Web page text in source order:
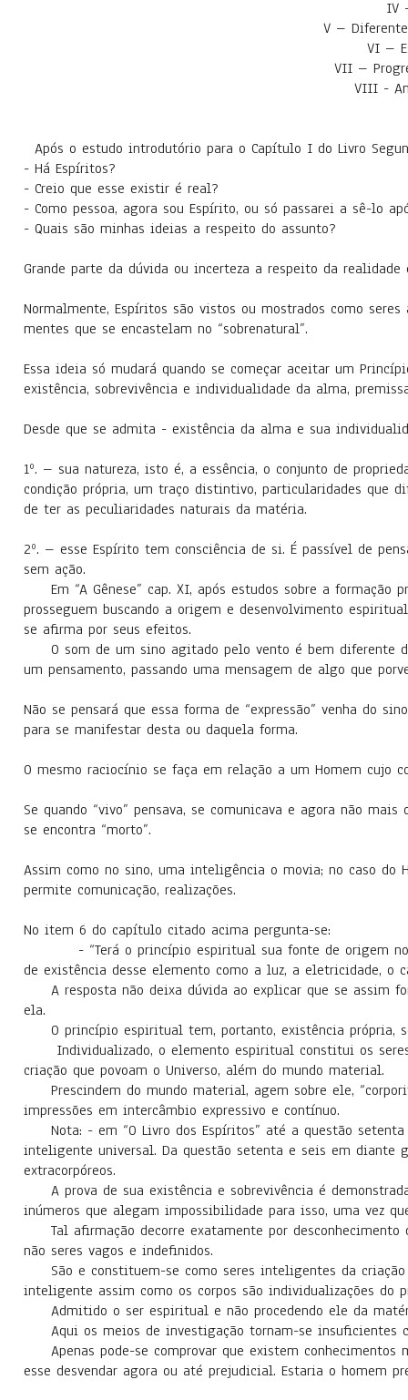
IV
V –
VI –
VII –
VIII -
Após o estudo introdutório para o Capítulo I do Livro
- Há Espíritos?
- Creio que esse existir é real?
- Como pessoa, agora sou Espírito, ou só passarei a sê-lo
- Quais são minhas ideias a respeito do assunto?
Grande parte da dúvida ou incerteza a respeito da
Normalmente, Espíritos são vistos ou mostrados como
mentes que se encastelam no “sobrenatural”.
Essa ideia só mudará quando se começar aceitar um
existência, sobrevivência e individualidade da alma,
Desde que se admita - existência da alma e sua
1º. – sua natureza, isto é, a essência, o conjunto de
condição própria, um traço distintivo, particularidades que
de ter as peculiaridades naturais da matéria.
2º. – esse Espírito tem consciência de si. É passível de
sem ação.
Em “A Gênese” cap. XI, após estudos sobre a formação
prosseguem buscando a origem e desenvolvimento
se afirma por seus efeitos.
O som de um sino agitado pelo vento é bem diferente
um pensamento, passando uma mensagem de algo que
Não se pensará que essa forma de “expressão” venha do
para se manifestar desta ou daquela forma.
O mesmo raciocínio se faça em relação a um Homem cujo
Se quando “vivo” pensava, se comunicava e agora não
se encontra “morto”.
Assim como no sino, uma inteligência o movia; no caso
permite comunicação, realizações.
No item 6 do capítulo citado acima pergunta-se:
- “Terá o princípio espiritual sua fonte de origem no
de existência desse elemento como a luz, a eletricidade, o
A resposta não deixa dúvida ao explicar que se assim
ela.
O princípio espiritual tem, portanto, existência própria,
Individualizado, o elemento espiritual constitui os seres
criação que povoam o Universo, além do mundo material.
Prescindem do mundo material, agem sobre ele,
impressões em intercâmbio expressivo e contínuo.
Nota: - em “O Livro dos Espíritos” até a questão
inteligente universal. Da questão setenta e seis em diante
extracorpóreos.
A prova de sua existência e sobrevivência é
inúmeros que alegam impossibilidade para isso, uma vez
Tal afirmação decorre exatamente por desconhecimento
não seres vagos e indefinidos.
São e constituem-se como seres inteligentes da criação
inteligente assim como os corpos são individualizações do
Admitido o ser espiritual e não procedendo ele da
Aqui os meios de investigação tornam-se insuficientes
Apenas pode-se comprovar que existem conhecimentos
esse desvendar agora ou até prejudicial. Estaria o homem